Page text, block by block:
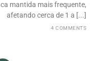
mantida mais frequente,
afetando cerca de 1 a [...]
4 COMMENTS